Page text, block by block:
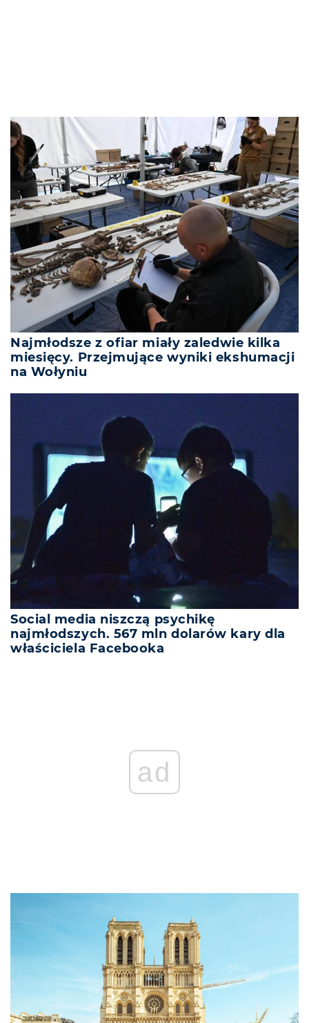
Najmłodsze z ofiar miały zaledwie kilka
miesięcy. Przejmujące wyniki ekshumacji
na Wołyniu
Social media niszczą psychikę
najmłodszych. 567 mln dolarów kary dla
właściciela Facebooka
ad